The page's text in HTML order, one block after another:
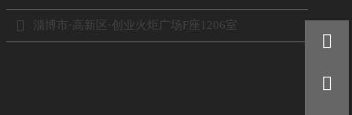
 淄博市·高新区·创业火炬广场F座1206室

